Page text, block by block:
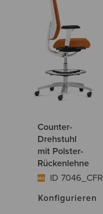
Counter-
Drehstuhl
mit Polster-
Rückenlehne
ID 7046_CFR
Konfigurieren